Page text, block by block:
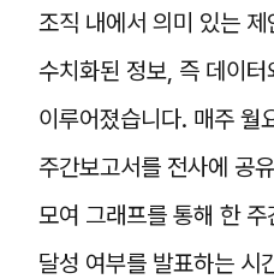
조직 내에서 의미 있는 제
수치화된 정보, 즉 데이
이루어졌습니다. 매주 월
주간보고서를 전사에 공
모여 그래프를 통해 한
달성 여부를 발표하는 시